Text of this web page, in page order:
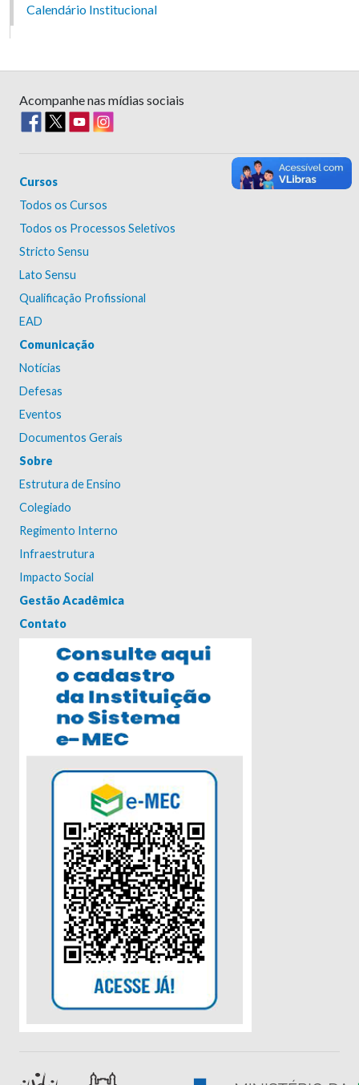
Calendário Institucional
Acompanhe nas mídias sociais
Cursos
Todos os Cursos
Todos os Processos Seletivos
Stricto Sensu
Lato Sensu
Qualificação Profissional
EAD
Comunicação
Notícias
Defesas
Eventos
Documentos Gerais
Sobre
Estrutura de Ensino
Colegiado
Regimento Interno
Infraestrutura
Impacto Social
Gestão Acadêmica
Contato